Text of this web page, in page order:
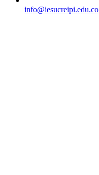
info@iesucreipi.edu.co